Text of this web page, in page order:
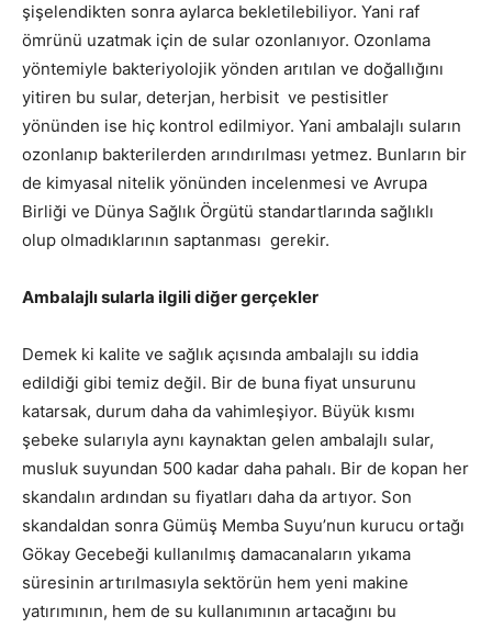
şişelendikten sonra aylarca bekletilebiliyor. Yani raf
ömrünü uzatmak için de sular ozonlanıyor. Ozonlama
yöntemiyle bakteriyolojik yönden arıtılan ve doğallığını
yitiren bu sular, deterjan, herbisit ve pestisitler
yönünden ise hiç kontrol edilmiyor. Yani ambalajlı suların
ozonlanıp bakterilerden arındırılması yetmez. Bunların bir
de kimyasal nitelik yönünden incelenmesi ve Avrupa
Birliği ve Dünya Sağlık Örgütü standartlarında sağlıklı
olup olmadıklarının saptanması gerekir.
Ambalajlı sularla ilgili diğer gerçekler
Demek ki kalite ve sağlık açısında ambalajlı su iddia
edildiği gibi temiz değil. Bir de buna fiyat unsurunu
katarsak, durum daha da vahimleşiyor. Büyük kısmı
şebeke sularıyla aynı kaynaktan gelen ambalajlı sular,
musluk suyundan 500 kadar daha pahalı. Bir de kopan her
skandalın ardından su fiyatları daha da artıyor. Son
skandaldan sonra Gümüş Memba Suyu’nun kurucu ortağı
Gökay Gecebeği kullanılmış damacanaların yıkama
süresinin artırılmasıyla sektörün hem yeni makine
yatırımının, hem de su kullanımının artacağını bu